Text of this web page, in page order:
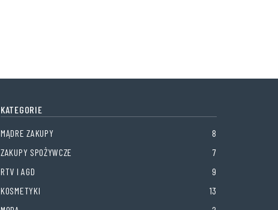
KATEGORIE
MĄDRE ZAKUPY
8
ZAKUPY SPOŻYWCZE
7
RTV I AGD
9
KOSMETYKI
13